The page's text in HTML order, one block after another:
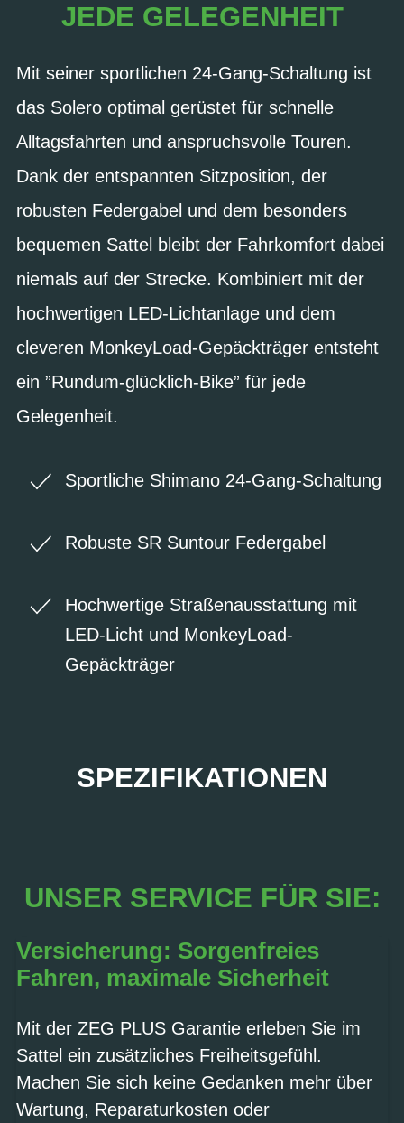
JEDE GELEGENHEIT
Mit seiner sportlichen 24-Gang-Schaltung ist
das Solero optimal gerüstet für schnelle
Alltagsfahrten und anspruchsvolle Touren.
Dank der entspannten Sitzposition, der
robusten Federgabel und dem besonders
bequemen Sattel bleibt der Fahrkomfort dabei
niemals auf der Strecke. Kombiniert mit der
hochwertigen LED-Lichtanlage und dem
cleveren MonkeyLoad-Gepäckträger entsteht
ein ”Rundum-glücklich-Bike” für jede
Gelegenheit.
Sportliche Shimano 24-Gang-Schaltung
Robuste SR Suntour Federgabel
Hochwertige Straßenausstattung mit
LED-Licht und MonkeyLoad-
Gepäckträger
SPEZIFIKATIONEN
UNSER SERVICE FÜR SIE:
Versicherung: Sorgenfreies
Fahren, maximale Sicherheit
Mit der ZEG PLUS Garantie erleben Sie im
Sattel ein zusätzliches Freiheitsgefühl.
Machen Sie sich keine Gedanken mehr über
Wartung, Reparaturkosten oder